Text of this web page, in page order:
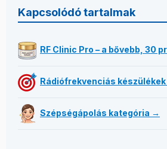
Kapcsolódó tartalmak
RF Clinic Pro – a bővebb, 30
Rádiófrekvenciás
Szépségápolás kategória →